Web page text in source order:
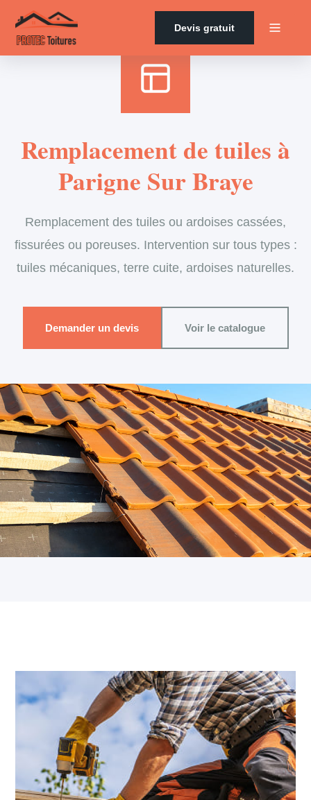
Devis gratuit
Remplacement de tuiles à
Parigne Sur Braye
Remplacement des tuiles ou ardoises cassées,
fissurées ou poreuses. Intervention sur tous types :
tuiles mécaniques, terre cuite, ardoises naturelles.
Demander un devis Voir le catalogue